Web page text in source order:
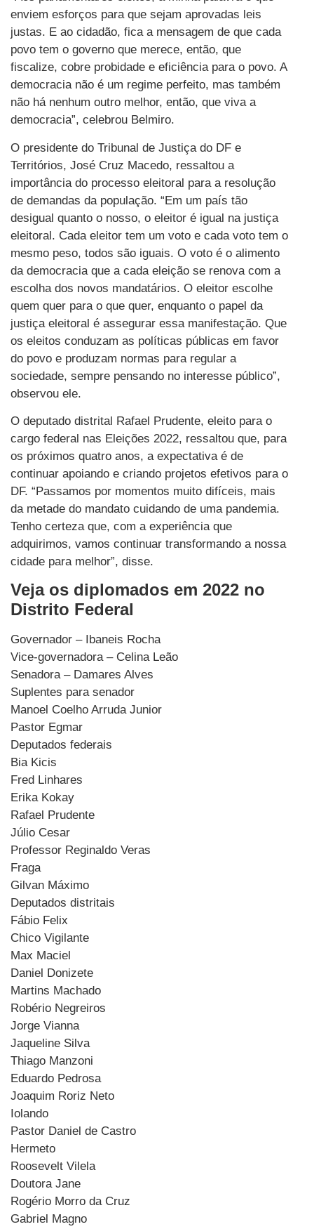
enviem esforços para que sejam aprovadas leis
justas. E ao cidadão, fica a mensagem de que cada
povo tem o governo que merece, então, que
fiscalize, cobre probidade e eficiência para o povo. A
democracia não é um regime perfeito, mas também
não há nenhum outro melhor, então, que viva a
democracia”, celebrou Belmiro.
O presidente do Tribunal de Justiça do DF e
Territórios, José Cruz Macedo, ressaltou a
importância do processo eleitoral para a resolução
de demandas da população. “Em um país tão
desigual quanto o nosso, o eleitor é igual na justiça
eleitoral. Cada eleitor tem um voto e cada voto tem o
mesmo peso, todos são iguais. O voto é o alimento
da democracia que a cada eleição se renova com a
escolha dos novos mandatários. O eleitor escolhe
quem quer para o que quer, enquanto o papel da
justiça eleitoral é assegurar essa manifestação. Que
os eleitos conduzam as políticas públicas em favor
do povo e produzam normas para regular a
sociedade, sempre pensando no interesse público”,
observou ele.
O deputado distrital Rafael Prudente, eleito para o
cargo federal nas Eleições 2022, ressaltou que, para
os próximos quatro anos, a expectativa é de
continuar apoiando e criando projetos efetivos para o
DF. “Passamos por momentos muito difíceis, mais
da metade do mandato cuidando de uma pandemia.
Tenho certeza que, com a experiência que
adquirimos, vamos continuar transformando a nossa
cidade para melhor”, disse.
Veja os diplomados em 2022 no
Distrito Federal
Governador – Ibaneis Rocha
Vice-governadora – Celina Leão
Senadora – Damares Alves
Suplentes para senador
Manoel Coelho Arruda Junior
Pastor Egmar
Deputados federais
Bia Kicis
Fred Linhares
Erika Kokay
Rafael Prudente
Júlio Cesar
Professor Reginaldo Veras
Fraga
Gilvan Máximo
Deputados distritais
Fábio Felix
Chico Vigilante
Max Maciel
Daniel Donizete
Martins Machado
Robério Negreiros
Jorge Vianna
Jaqueline Silva
Thiago Manzoni
Eduardo Pedrosa
Joaquim Roriz Neto
Iolando
Pastor Daniel de Castro
Hermeto
Roosevelt Vilela
Doutora Jane
Rogério Morro da Cruz
Gabriel Magno